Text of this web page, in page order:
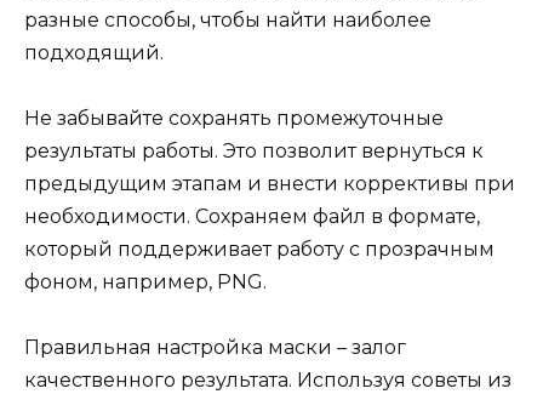
разные способы, чтобы найти наиболее
подходящий.
Не забывайте сохранять промежуточные
результаты работы. Это позволит вернуться к
предыдущим этапам и внести коррективы при
необходимости. Сохраняем файл в формате,
который поддерживает работу с прозрачным
фоном, например, PNG.
Правильная настройка маски – залог
качественного результата. Используя советы из